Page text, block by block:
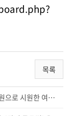
목록
[고양신문 외 1곳] 취약노인 냉방비 지원으로 시원한 여름 선물